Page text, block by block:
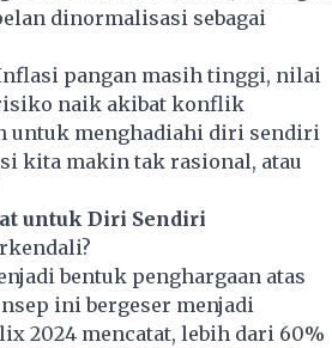
dinormalisasi sebagai
pangan masih tinggi, nilai
naik akibat konflik
untuk menghadiahi diri sendiri
kita makin tak rasional, atau
untuk Diri Sendiri
bentuk penghargaan atas
ini bergeser menjadi
2024 mencatat, lebih dari 60%